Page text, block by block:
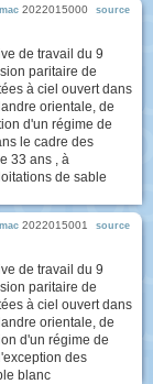
2022015000 source
de travail du 9
paritaire de
à ciel ouvert dans
orientale, de
d'un régime de
le cadre des
33 ans , à
de sable
2022015001 source
de travail du 9
paritaire de
à ciel ouvert dans
orientale, de
d'un régime de
des
blanc